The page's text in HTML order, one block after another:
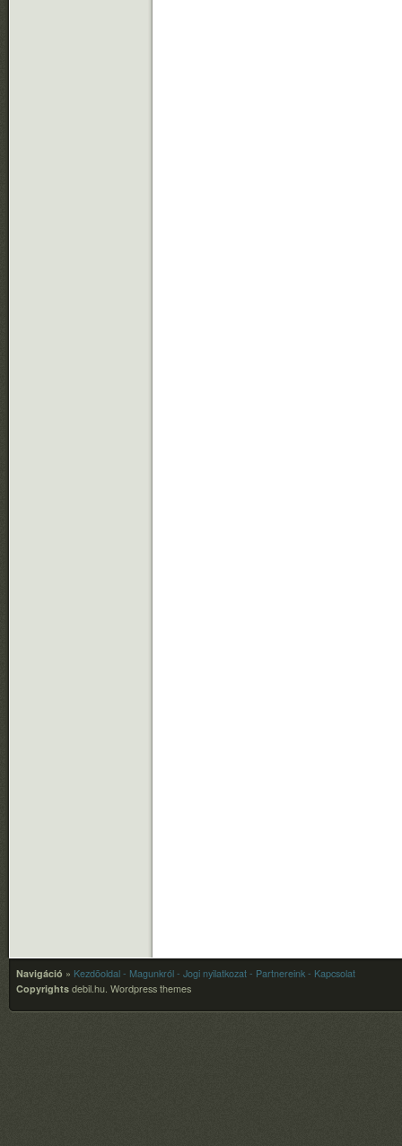
Navigáció » Kezdõoldal - Magunkról - Jogi nyilatkozat - Partnereink - Kapcsolat
Copyrights debil.hu. Wordpress themes